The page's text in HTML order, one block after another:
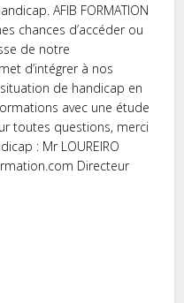
AFIB FORMATION
chances d’accéder ou
de notre
d’intégrer à nos
de handicap en
avec une étude
toutes questions, merci
: Mr LOUREIRO
Directeur